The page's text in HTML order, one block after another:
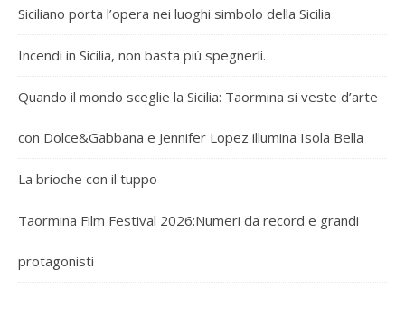
Siciliano porta l’opera nei luoghi simbolo della Sicilia
Incendi in Sicilia, non basta più spegnerli.
Quando il mondo sceglie la Sicilia: Taormina si veste d’arte
con Dolce&Gabbana e Jennifer Lopez illumina Isola Bella
La brioche con il tuppo
Taormina Film Festival 2026:Numeri da record e grandi
protagonisti